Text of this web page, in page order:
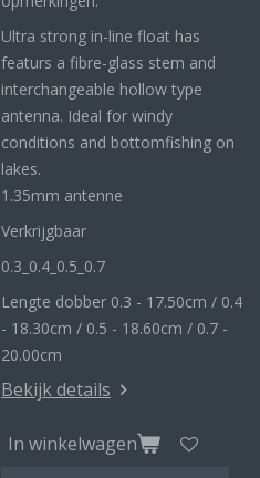
Ultra strong in-line float has
featurs a fibre-glass stem and
interchangeable hollow type
antenna. Ideal for windy
conditions and bottomfishing on
lakes.
1.35mm antenne
Verkrijgbaar
0.3_ 0.4_ 0.5_0.7
Lengte dobber 0.3 - 17.50cm / 0.4
- 18.30cm / 0.5 - 18.60cm / 0.7 -
20.00cm
Bekijk details
In winkelwagen